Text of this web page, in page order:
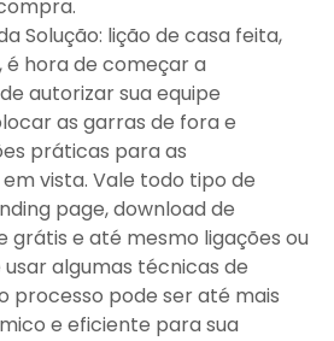
Solução: lição de casa feita,
é hora de começar a
autorizar sua equipe
as garras de fora e
práticas para as
vista. Vale todo tipo de
page, download de
grátis e até mesmo ligações ou
usar algumas técnicas de
processo pode ser até mais
e eficiente para sua